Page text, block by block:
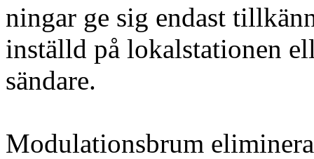
ningar ge sig endast
inställd på lokalstationen
sändare.
Modulationsbrum